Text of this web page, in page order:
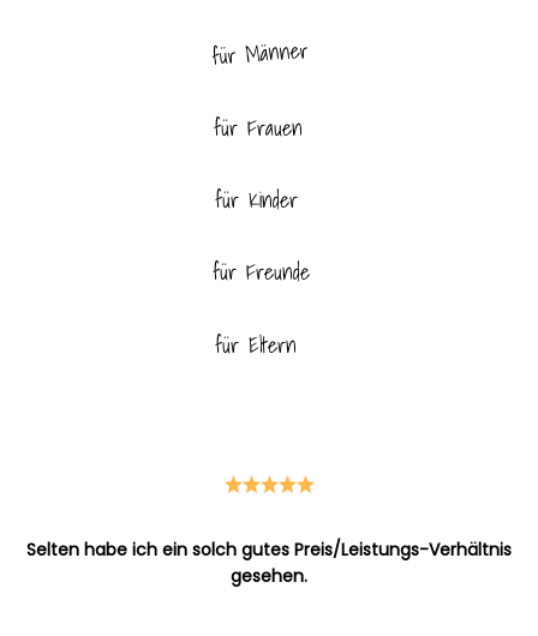
für Männer
für Frauen
für Kinder
für Freunde
für Eltern
Selten habe ich ein solch gutes Preis/Leistungs-Verhältnis
gesehen.